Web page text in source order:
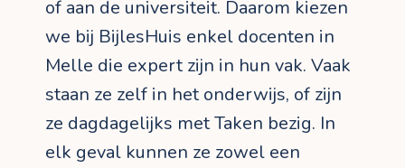
of aan de universiteit. Daarom kiezen
we bij BijlesHuis enkel docenten in
Melle die expert zijn in hun vak. Vaak
staan ze zelf in het onderwijs, of zijn
ze dagdagelijks met Taken bezig. In
elk geval kunnen ze zowel een